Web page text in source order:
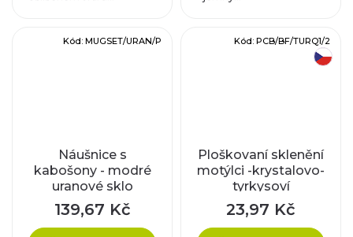
Náušnice s
kabošony - modré
uranové sklo
139,67 Kč
Kód: MUGSET/URAN/P
Ploškovaní sklenění
motýlci -krystalovo-
tyrkysoví
23,97 Kč
Kód: PCB/BF/TURQ1/2